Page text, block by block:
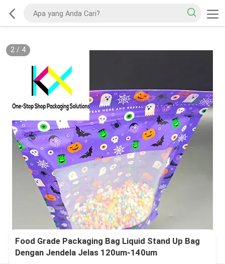
2/ 4
Food Grade Packaging Bag Liquid Stand Up Bag
Dengan Jendela Jelas 120um-140um